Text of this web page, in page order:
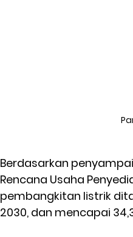
Berdasarkan
Rencana Usaha
pembangkitan listrik
2030, dan mencapai